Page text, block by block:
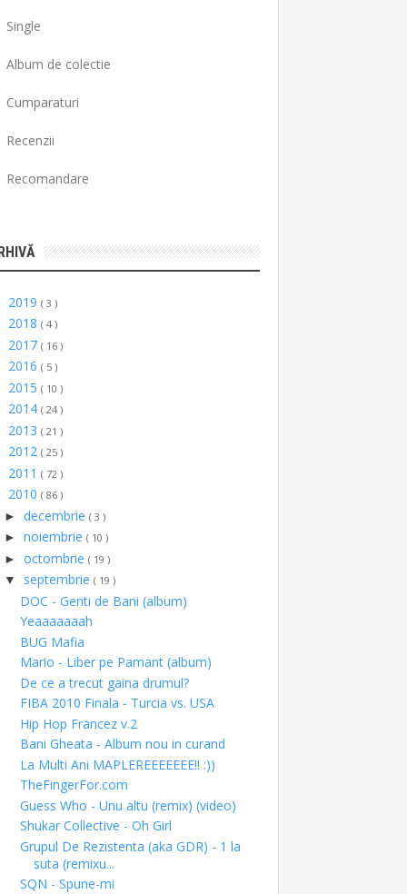
Single
Album de colectie
Cumparaturi
Recenzii
Recomandare
2019 ( 3 )
2018 ( 4 )
2017 ( 16 )
2016 ( 5 )
2015 ( 10 )
2014 ( 24 )
2013 ( 21 )
2012 ( 25 )
2011 ( 72 )
2010 ( 86 )
► decembrie ( 3 )
► noiembrie ( 10 )
► octombrie ( 19 )
▼ septembrie ( 19 )
DOC - Genti de Bani (album)
Yeaaaaaaah
BUG Mafia
Mario - Liber pe Pamant (album)
De ce a trecut gaina drumul?
FIBA 2010 Finala - Turcia vs. USA
Hip Hop Francez v.2
Bani Gheata - Album nou in curand
La Multi Ani MAPLEREEEEEEE!! :))
TheFingerFor.com
Guess Who - Unu altu (remix) (video)
Shukar Collective - Oh Girl
Grupul De Rezistenta (aka GDR) - 1 la
suta (remixu...
SQN - Spune-mi